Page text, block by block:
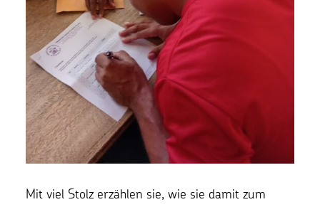
Mit viel Stolz erzählen sie, wie sie damit zum